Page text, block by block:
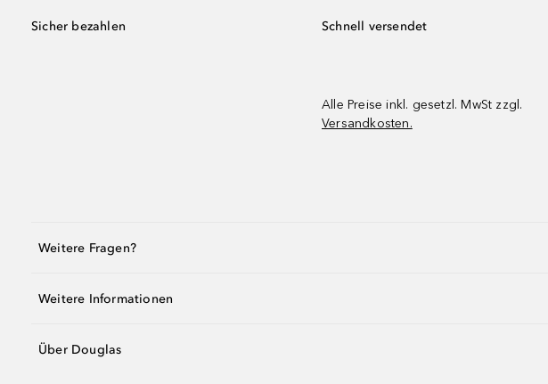
Sicher bezahlen Schnell versendet
Alle Preise inkl. gesetzl. MwSt zzgl.
Versandkosten.
Weitere Fragen?
Weitere Informationen
Über Douglas